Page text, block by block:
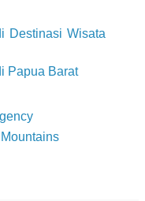
Destinasi Wisata
Papua Barat